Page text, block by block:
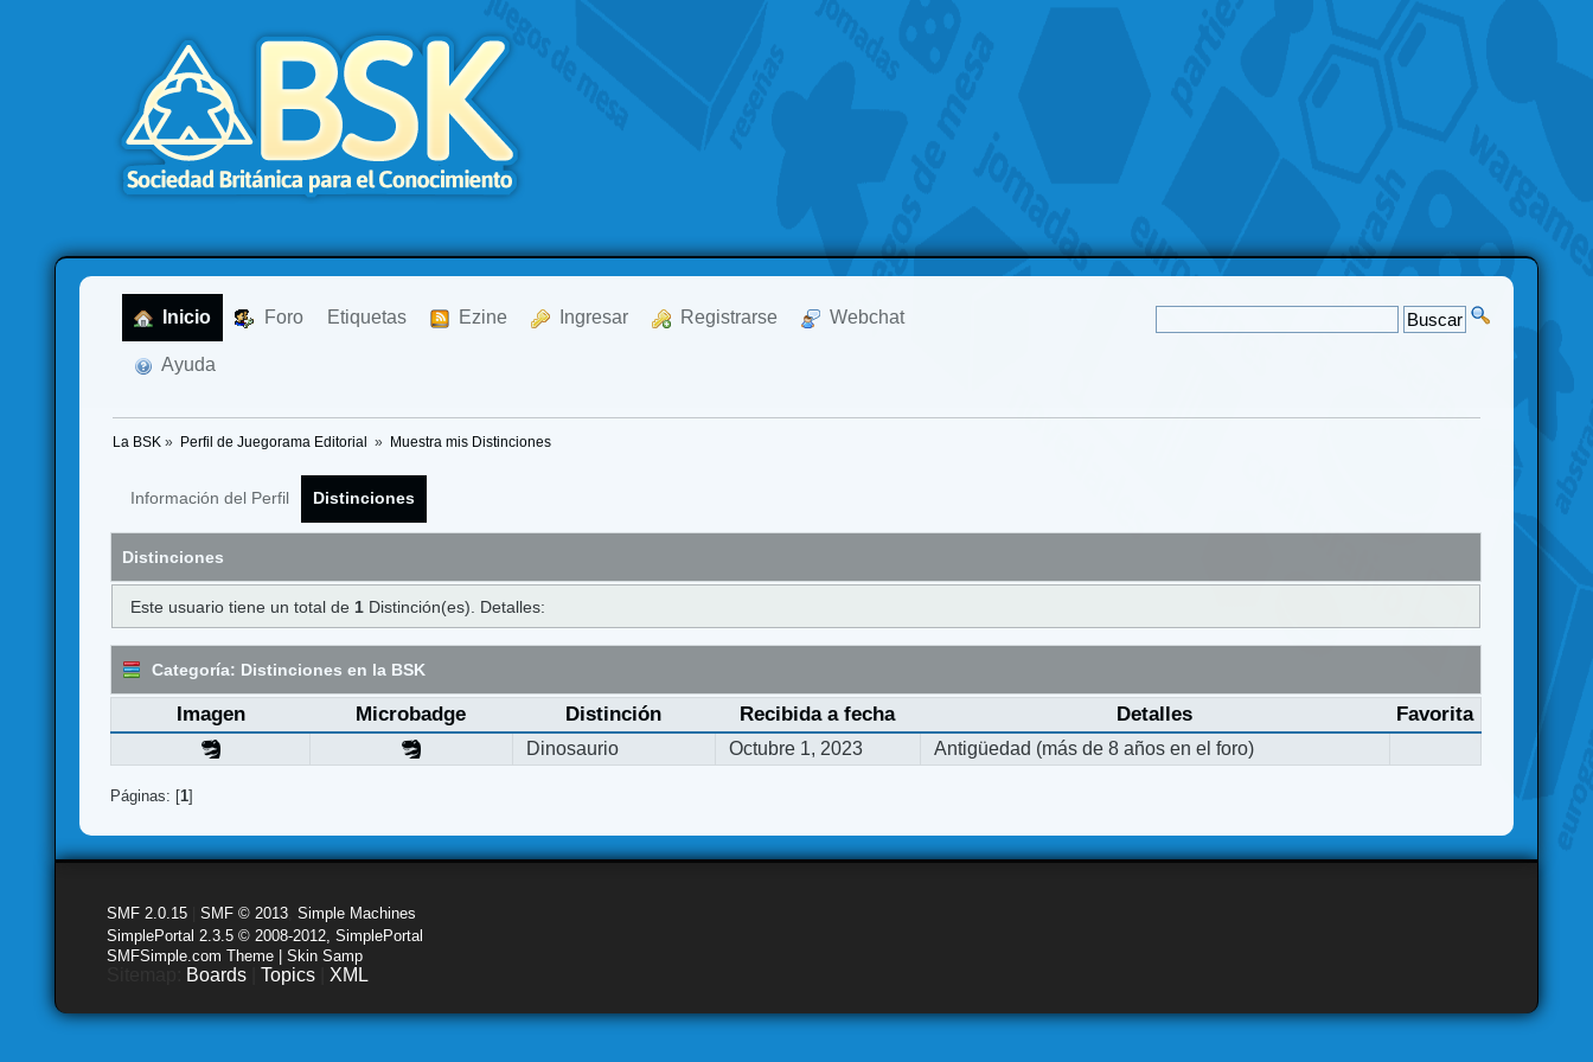
Inicio Foro Etiquetas Ezine Ingresar Registrarse Webchat
Ayuda
La BSK » Perfil de Juegorama Editorial » Muestra mis Distinciones
Información del Perfil Distinciones
Distinciones
Este usuario tiene un total de 1Distinción(es). Detalles:
Categoría: Distinciones en la BSK
Imagen Microbadge Distinción Recibida a fecha Detalles Favorita
Dinosaurio Octubre 1, 2023 Antigüedad (más de 8 años en el foro)
Páginas: [1]
SMF 2.0.15 |SMF © 2013 ,Simple Machines
SimplePortal 2.3.5 © 2008-2012, SimplePortal
SMFSimple.com Theme | Skin Samp
Boards |Topics XML